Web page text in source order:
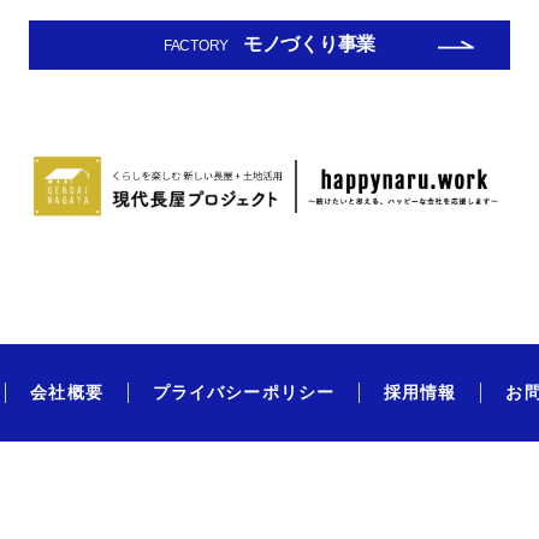
FACTORY モノづくり事業
会社概要 プライバシーポリシー 採用情報 お